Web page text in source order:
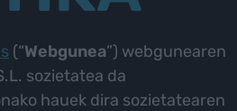
​​​​​​​ (“Webgunea”) webgunearen
sozietatea da
hauek dira sozietatearen